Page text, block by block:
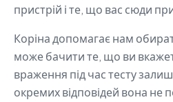
пристрій і те, що вас сюди
Коріна допомагає нам
може бачити те, що ви
враження під час тесту
окремих відповідей вона не